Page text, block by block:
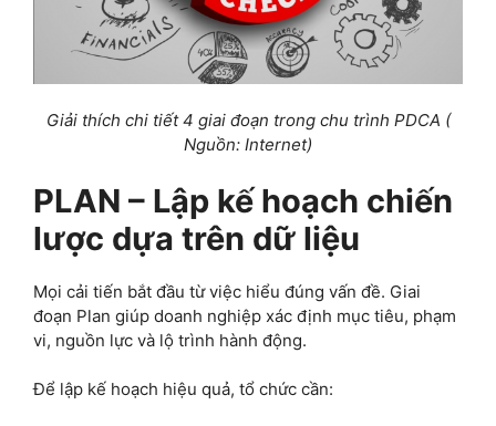
Giải thích chi tiết 4 giai đoạn trong chu trình PDCA (
Nguồn: Internet)
PLAN – Lập kế hoạch chiến
lược dựa trên dữ liệu
Mọi cải tiến bắt đầu từ việc hiểu đúng vấn đề. Giai
đoạn Plan giúp doanh nghiệp xác định mục tiêu, phạm
vi, nguồn lực và lộ trình hành động.
Để lập kế hoạch hiệu quả, tổ chức cần: